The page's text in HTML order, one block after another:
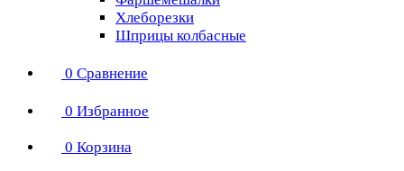
Хлеборезки
Шприцы колбасные
0 Сравнение
0 Избранное
0 Корзина